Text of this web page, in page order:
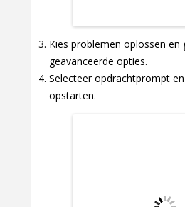
Kies problemen oplossen en
geavanceerde opties.
Selecteer opdrachtprompt
opstarten.